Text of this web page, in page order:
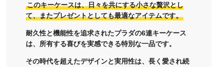
このキーケースは、日々を共にする小さな贅沢とし
て、またプレゼントとしても最適なアイテムです。
耐久性と機能性を追求されたプラダの6連キーケース
は、所有する喜びを実感できる特別な一品です。
その時代を超えたデザインと実用性は、長く愛され続